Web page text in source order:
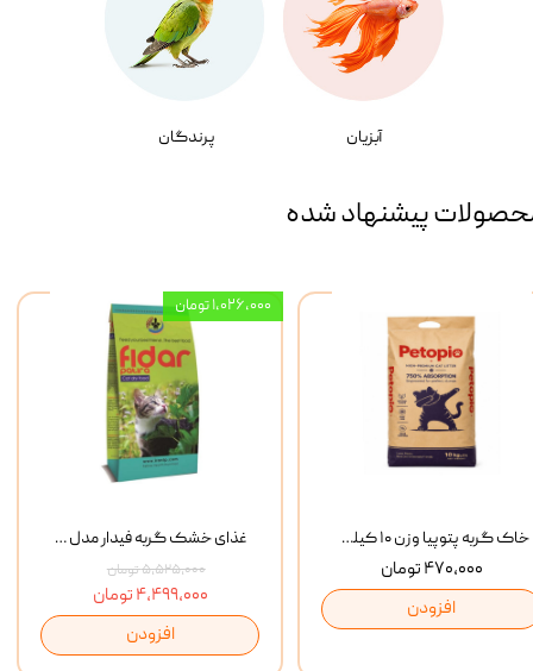
آبزیان پرندگان
پیشنهاد شده
غذای خشک گربه فیدار مدل Adult وزن 10 کیلوگرم
۵,۵۲۵,۰۰۰ تومان
۴,۴۹۹,۰۰۰ تومان
افزودن
۱,۰۲۶,۰۰۰ تومان
خاک گربه پتوپیا وزن ۱۰ کیلوگرم
۴۷۰,۰۰۰ تومان
افزودن